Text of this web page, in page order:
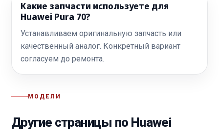
Какие запчасти используете для
Huawei Pura 70?
Устанавливаем оригинальную запчасть или
качественный аналог. Конкретный вариант
согласуем до ремонта.
МОДЕЛИ
Другие страницы по Huawei